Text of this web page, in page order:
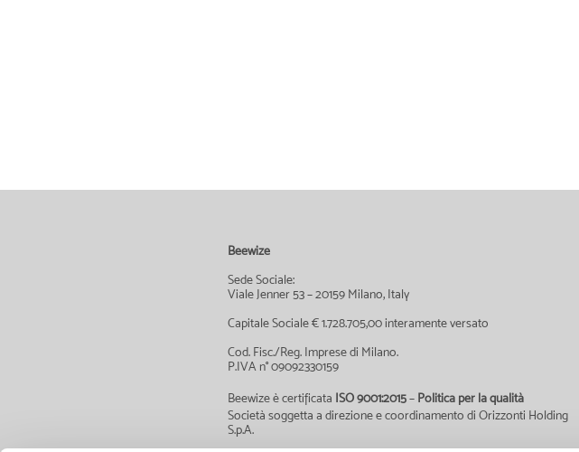
Beewize
Sede Sociale:
Viale Jenner 53 – 20159 Milano, Italy
Capitale Sociale € 1.728.705,00 interamente versato
Cod. Fisc./Reg. Imprese di Milano.
P.IVA n° 09092330159
Beewize è certificata ISO 9001:2015– Politica per la qualità
Società soggetta a direzione e coordinamento di Orizzonti Holding
S.p.A.